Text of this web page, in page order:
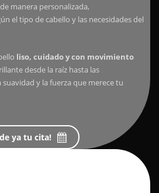
manera personalizada,
el tipo de cabello y las necesidades del
liso, cuidado y con movimiento
desde la raíz hasta las
y la fuerza que merece tu
ya tu cita!